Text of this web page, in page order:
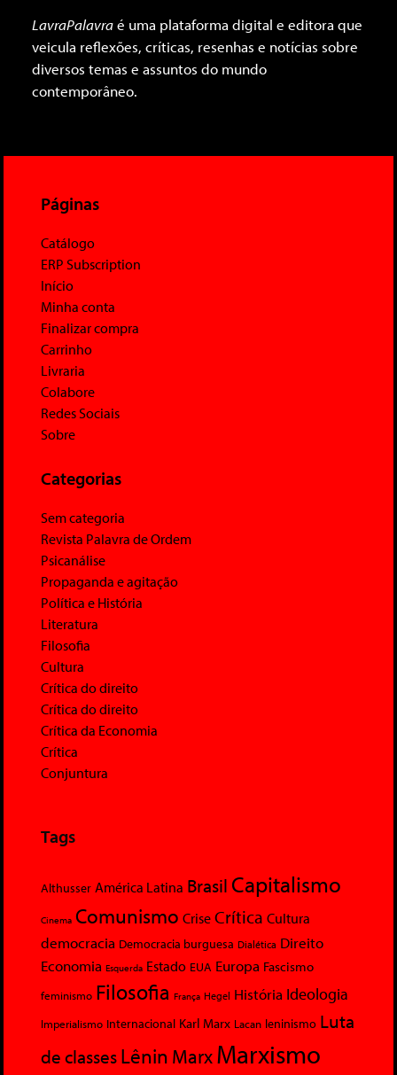
LavraPalavraé uma plataforma digital e editora que
veicula reflexões, críticas, resenhas e notícias sobre
diversos temas e assuntos do mundo
contemporâneo.
Páginas
Catálogo
ERP Subscription
Início
Minha conta
Finalizar compra
Carrinho
Livraria
Colabore
Redes Sociais
Sobre
Categorias
Sem categoria
Revista Palavra de Ordem
Psicanálise
Propaganda e agitação
Política e História
Literatura
Filosofia
Cultura
Crítica do direito
Crítica do direito
Crítica da Economia
Crítica
Conjuntura
Tags
Althusser América Latina Brasil Capitalismo
Cinema Comunismo Crise Crítica Cultura
democracia Democracia burguesa Dialética Direito
Economia Esquerda Estado EUA Europa Fascismo
feminismo Filosofia França Hegel História Ideologia
Imperialismo Internacional Karl Marx Lacan leninismo Luta
de classesLênin MarxMarxismo